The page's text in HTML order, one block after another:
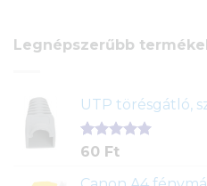
Legnépszerűbb
UTP törésgátló,
Értékelés
ből,
1
60 Ft